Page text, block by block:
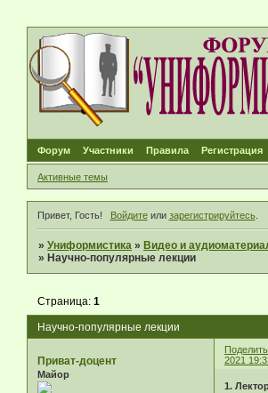
Форум Участники Правила Регистрация
Активные темы
Привет, Гость! Войдитеили зарегистрируйтесь.
»Униформистика » Видео и
» Научно-популярные лекции
Научно-популярные лекции
Страница:1
2021
Приват-доцент
Майор
1.